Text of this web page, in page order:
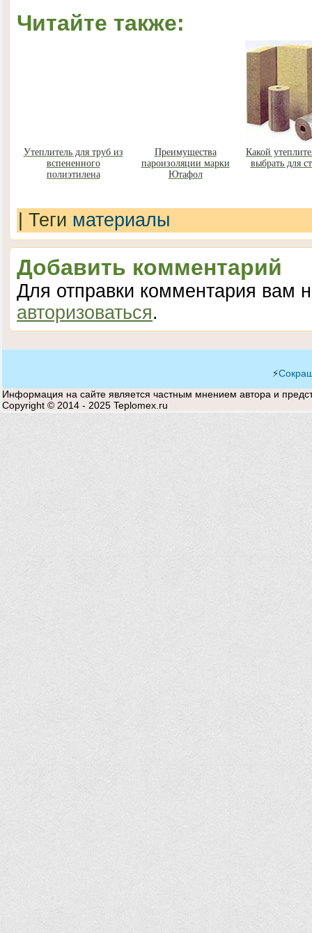
Читайте также:
Утеплитель для труб из
вспененного
полиэтилена
Преимущества
пароизоляции марки
Ютафол
Какой
выбрать для
Теги материалы
Добавить комментарий
Для отправки комментария вам
авторизоваться.
⚡
Информация на сайте является частным мнением автора и
Copyright © 2014 - 2025 Teplomex.ru